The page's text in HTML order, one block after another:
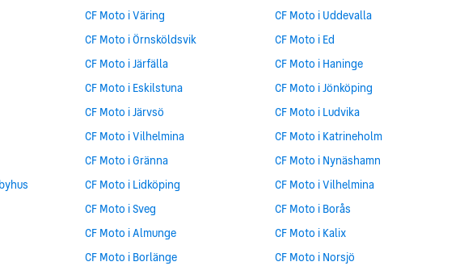
CF Moto i Väring
CF Moto i Örnsköldsvik
CF Moto i Järfälla
CF Moto i Eskilstuna
CF Moto i Järvsö
CF Moto i Vilhelmina
CF Moto i Gränna
CF Moto i Lidköping
CF Moto i Sveg
CF Moto i Almunge
CF Moto i Borlänge
CF Moto i Uddevalla
CF Moto i Ed
CF Moto i Haninge
CF Moto i Jönköping
CF Moto i Ludvika
CF Moto i Katrineholm
CF Moto i Nynäshamn
CF Moto i Vilhelmina
CF Moto i Borås
CF Moto i Kalix
CF Moto i Norsjö